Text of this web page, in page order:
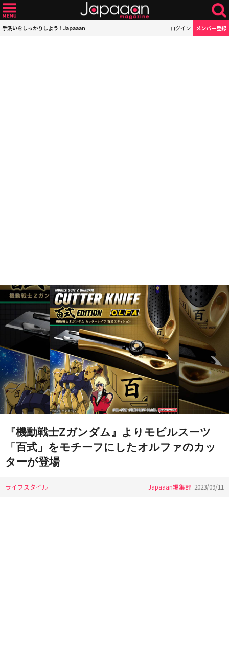
手洗いをしっかりしよう！Japaaan ログイン メンバー登録
『機動戦士Zガンダム』よりモビルスーツ
「百式」をモチーフにしたオルファのカッ
ターが登場
ライフスタイル Japaaan編集部 2023/09/11